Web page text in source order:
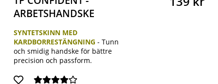
ARBETSHANDSKE
SYNTETSKINN MED
KARDBORRESTÄNGNING - Tunn
och smidig handske för bättre
precision och passform.